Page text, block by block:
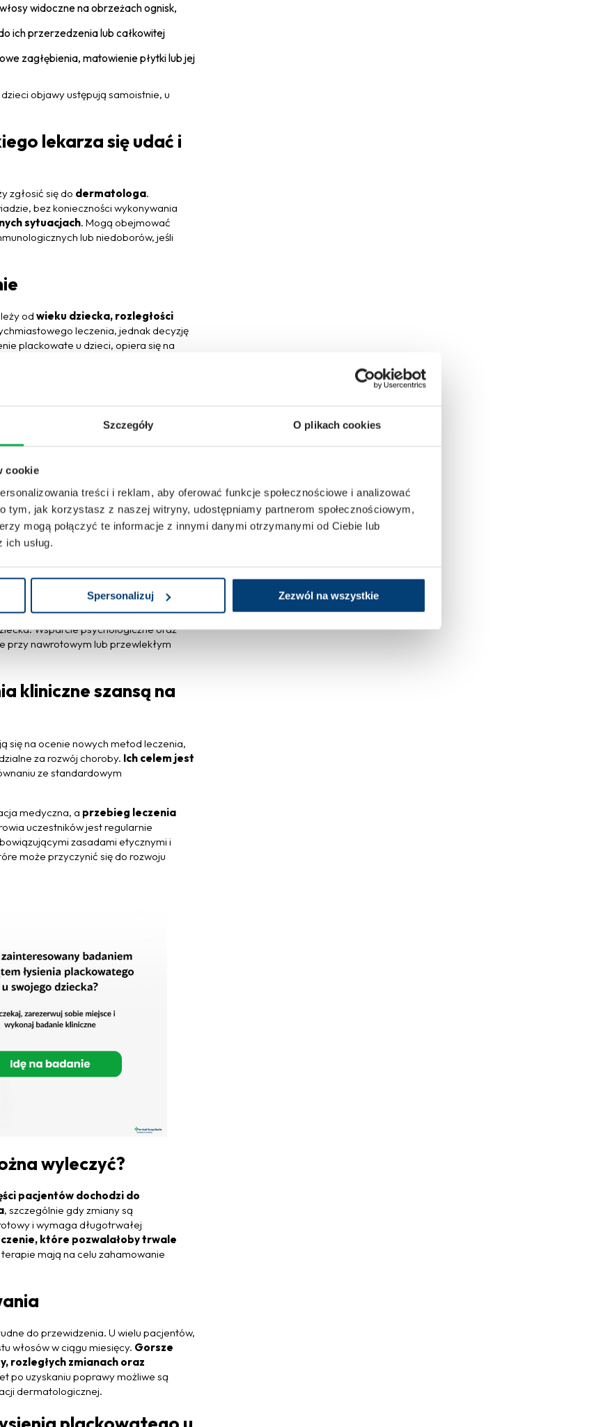
Szczegóły O plikach cookies
cookie
treści i reklam, aby oferować funkcje społecznościowe i analizować
tym, jak korzystasz z naszej witryny, udostępniamy partnerom społecznościowym,
mogą połączyć te informacje z innymi danymi otrzymanymi od Ciebie lub
usług.
Spersonalizuj Zezwól na wszystkie
widoczne na obrzeżach ognisk,
ich przerzedzenia lub całkowitej
zagłębienia, matowienie płytki lub jej
objawy ustępują samoistnie, u
lekarza się udać i
zgłosić się do dermatologa.
bez konieczności wykonywania
sytuacjach. Mogą obejmować
lub niedoborów, jeśli
od wieku dziecka, rozległości
leczenia, jednak decyzję
plackowate u dzieci, opiera się na
leki stosowane miejscowo.Najczęściej
zapalny wokół mieszków włosowych.
bezpieczeństwa dziecka.
czasowe odstąpienie od leczenia.
odrostu włosów
Wsparcie psychologiczne oraz
przy nawrotowym lub przewlekłym
kliniczne szansą na
się na ocenie nowych metod leczenia,
za rozwój choroby. Ich celem jest
ze standardowym
medyczna, a przebieg leczenia
uczestników jest regularnie
zasadami etycznymi i
może przyczynić się do rozwoju
wyleczyć?
pacjentów dochodzi do
, szczególnie gdy zmiany są
i wymaga długotrwałej
które pozwalałoby trwale
mają na celu zahamowanie
do przewidzenia. U wielu pacjentów,
włosów w ciągu miesięcy. Gorsze
rozległych zmianach oraz
po uzyskaniu poprawy możliwe są
dermatologicznej.